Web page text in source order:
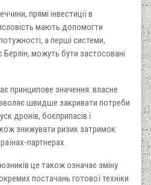
прямі інвестиції в
мають допомогти
а перші системи,
можуть бути застосовані
принципове значення: власне
швидше закривати потреби
дронів, боєприпасів і
знижувати ризик затримок
партнерах.
це також означає зміну
постачань готової техніки